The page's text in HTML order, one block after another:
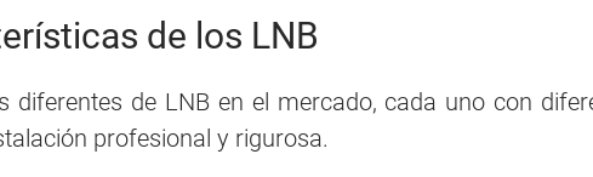
de los LNB
diferentes de LNB en el mercado, cada uno con
profesional y rigurosa.